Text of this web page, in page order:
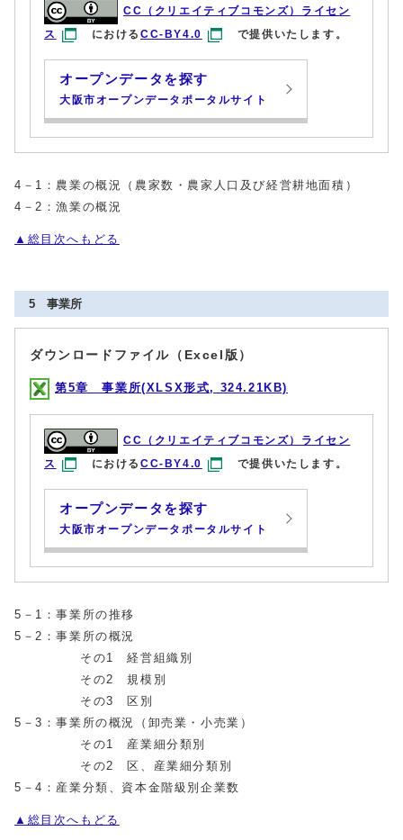
CC（クリエイティブコモンズ）ライセン
ス
におけるCC-BY4.0 で提供いたします。
オープンデータを探す
大阪市オープンデータポータルサイト
4－1：農業の概況（農家数・農家人口及び経営耕地面積）
4－2：漁業の概況
▲総目次へもどる
5 事業所
ダウンロードファイル（Excel版）
第5章 事業所(XLSX形式, 324.21KB)
CC（クリエイティブコモンズ）ライセン
ス
におけるCC-BY4.0 で提供いたします。
オープンデータを探す
大阪市オープンデータポータルサイト
5－1：事業所の推移
5－2：事業所の概況
その1 経営組織別
その2 規模別
その3 区別
5－3：事業所の概況（卸売業・小売業）
その1 産業細分類別
その2 区、産業細分類別
5－4：産業分類、資本金階級別企業数
▲総目次へもどる